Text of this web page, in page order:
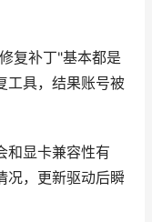
复补丁"基本都是
工具，结果账号被
和显卡兼容性有
况，更新驱动后瞬